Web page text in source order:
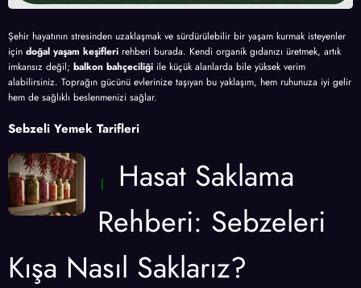
Şehir hayatının stresinden uzaklaşmak ve sürdürülebilir bir yaşam kurmak isteyenler
için doğal yaşam keşifleri rehberi burada. Kendi organik gıdanızı üretmek, artık
imkansız değil; balkon bahçeciliği ile küçük alanlarda bile yüksek verim
alabilirsiniz. Toprağın gücünü evlerinize taşıyan bu yaklaşım, hem ruhunuza iyi gelir
hem de sağlıklı beslenmenizi sağlar.
Sebzeli Yemek Tarifleri
Hasat Saklama
Rehberi: Sebzeleri
Kışa Nasıl Saklarız?